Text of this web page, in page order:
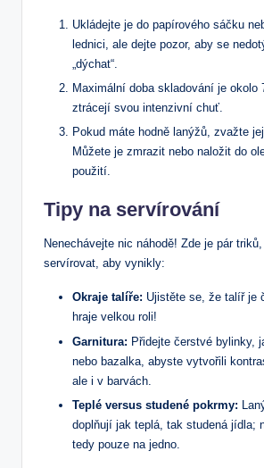
Ukládejte je do papírového sáčku
lednici, ale dejte pozor, aby se
„dýchat“.
Maximální doba skladování je okolo
ztrácejí svou intenzivní chuť.
Pokud máte hodně lanýžů, zvažte
Můžete je zmrazit nebo naložit do
použití.
Tipy na servírování
Nenechávejte nic náhodě! Zde je pár
servírovat, aby vynikly:
Okraje talíře: Ujistěte se, že talíř je
hraje velkou roli!
Garnitura: Přidejte čerstvé bylinky,
nebo bazalka, abyste vytvořili
ale i v barvách.
Teplé versus studené pokrmy:
doplňují jak teplá, tak studená jídla;
tedy pouze na jedno.